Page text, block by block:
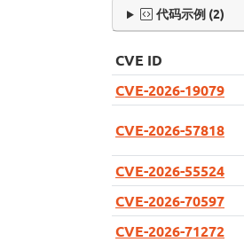
代码示例 (2)
CVE ID
CVE-2026-19079
CVE-2026-57818
CVE-2026-55524
CVE-2026-70597
CVE-2026-71272